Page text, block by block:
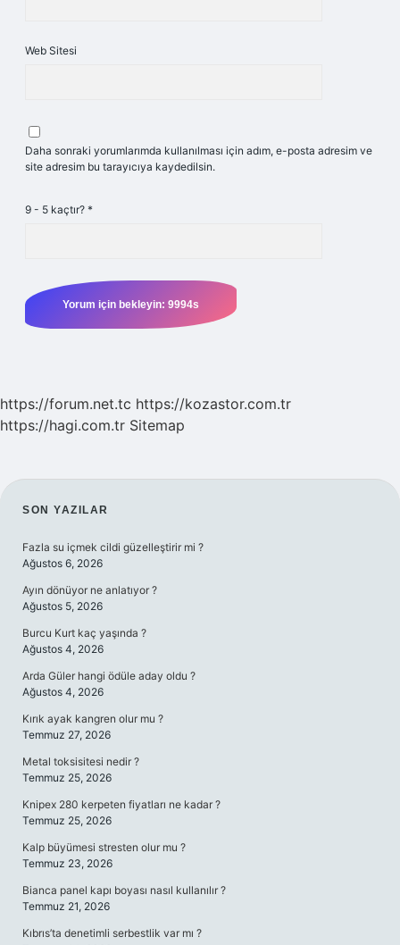
Web Sitesi
Daha sonraki yorumlarımda kullanılması için adım, e-posta adresim ve
site adresim bu tarayıcıya kaydedilsin.
9 - 5 kaçtır? *
https://forum.net.tc https://kozastor.com.tr
https://hagi.com.tr Sitemap
SIDEBAR
SON YAZILAR
Fazla su içmek cildi güzelleştirir mi ?
Ağustos 6, 2026
Ayın dönüyor ne anlatıyor ?
Ağustos 5, 2026
Burcu Kurt kaç yaşında ?
Ağustos 4, 2026
Arda Güler hangi ödüle aday oldu ?
Ağustos 4, 2026
Kırık ayak kangren olur mu ?
Temmuz 27, 2026
Metal toksisitesi nedir ?
Temmuz 25, 2026
Knipex 280 kerpeten fiyatları ne kadar ?
Temmuz 25, 2026
Kalp büyümesi stresten olur mu ?
Temmuz 23, 2026
Bianca panel kapı boyası nasıl kullanılır ?
Temmuz 21, 2026
Kıbrıs’ta denetimli serbestlik var mı ?